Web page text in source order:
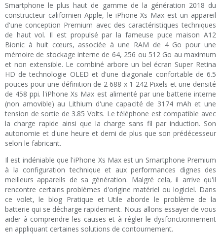
Smartphone le plus haut de gamme de la génération 2018 du
constructeur californien Apple, le iPhone Xs Max est un appareil
d'une conception Premium avec des caractéristiques techniques
de haut vol. Il est propulsé par la fameuse puce maison A12
Bionic à huit cœurs, associée à une RAM de 4 Go pour une
mémoire de stockage interne de 64, 256 ou 512 Go au maximum
et non extensible. Le combiné arbore un bel écran Super Retina
HD de technologie OLED et d'une diagonale confortable de 6.5
pouces pour une définition de 2 688 x 1 242 Pixels et une densité
de 458 ppi. l'iPhone Xs Max est alimenté par une batterie interne
(non amovible) au Lithium d'une capacité de 3174 mAh et une
tension de sortie de 3.85 Volts. Le téléphone est compatible avec
la charge rapide ainsi que la charge sans fil par induction. Son
autonomie et d'une heure et demi de plus que son prédécesseur
selon le fabricant.
Il est indéniable que l'iPhone Xs Max est un Smartphone Premium
à la configuration technique et aux performances dignes des
meilleurs appareils de sa génération. Malgré cela, il arrive qu'il
rencontre certains problèmes d'origine matériel ou logiciel. Dans
ce volet, le blog Pratique et Utile aborde le problème de la
batterie qui se décharge rapidement. Nous allons essayer de vous
aider à comprendre les causes et à régler le dysfonctionnement
en appliquant certaines solutions de contournement.